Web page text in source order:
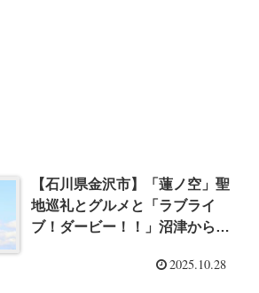
【石川県金沢市】「蓮ノ空」聖
地巡礼とグルメと「ラブライ
ブ！ダービー！！」沼津から石
2025.10.28